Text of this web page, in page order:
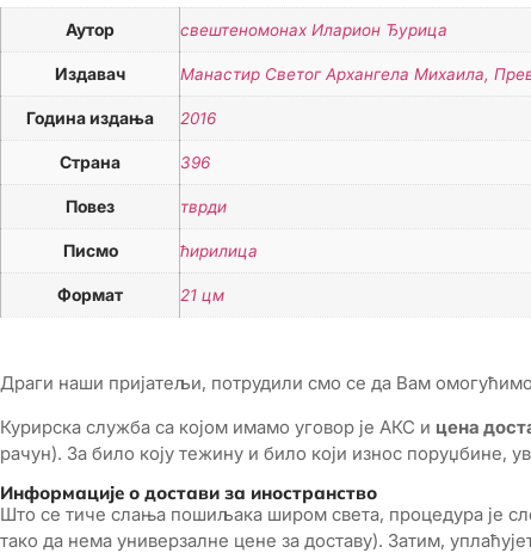
Аутор свештеномонах Иларион Ђурица
Издавач Манастир Светог Архангела Михаила,
Година издања 2016
Страна 396
Повез тврди
Писмо ћирилица
Формат 21 цм
Драги наши пријатељи, потрудили смо се да Вам
Курирска служба са којом имамо уговор је АКС и цена
рачун). За било коју тежину и било који износ поруџбине,
Информације о достави за иностранство
Што се тиче слања пошиљака широм света, процедура је
тако да нема универзалне цене за доставу). Затим,